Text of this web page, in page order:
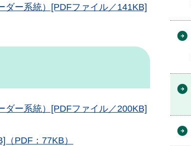
ダー系統）[PDFファイル／141KB]
ダー系統）[PDFファイル／200KB]
PDF：77KB）